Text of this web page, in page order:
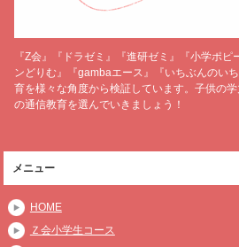
『Z会』『ドラゼミ』『進研ゼミ』『小学ポ
ンどりむ』『gambaエース』『いちぶんのい
育を様々な角度から検証しています。子供の
の通信教育を選んでいきましょう！
メニュー
HOME
Ｚ会小学生コース